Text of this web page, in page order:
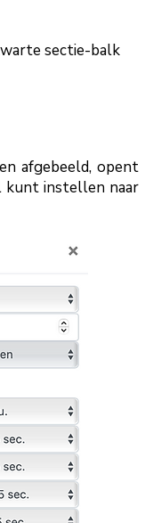
sectie-balk
afgebeeld, opent
kunt instellen naar